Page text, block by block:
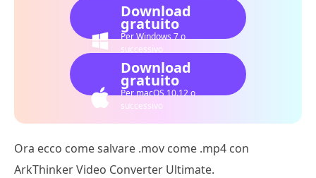
Download
gratuito
Per Windows 7 o
successivo
Download
gratuito
Per macOS 10.12 o
successivo
Ora ecco come salvare .mov come .mp4 con
ArkThinker Video Converter Ultimate.